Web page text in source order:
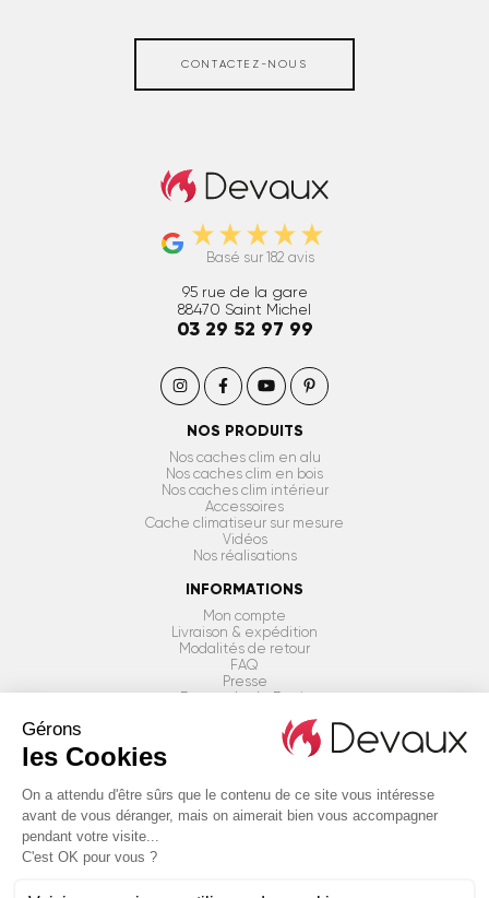
CONTACTEZ-NOUS
Caches clim et PAC extérieur
Basé sur 182 avis
95 rue de la gare
88470 Saint Michel
03 29 52 97 99
NOS PRODUITS
Nos caches clim en alu
Nos caches clim en bois
Nos caches clim intérieur
Accessoires
Cache climatiseur sur mesure
Vidéos
Nos réalisations
INFORMATIONS
Mon compte
Livraison & expédition
Modalités de retour
FAQ
Presse
Demande de Devis
BESOIN D'AIDE ?
ÊTRE RAPPELÉ PAR UN CONSEILLER
Conditions générales & Mentions légales